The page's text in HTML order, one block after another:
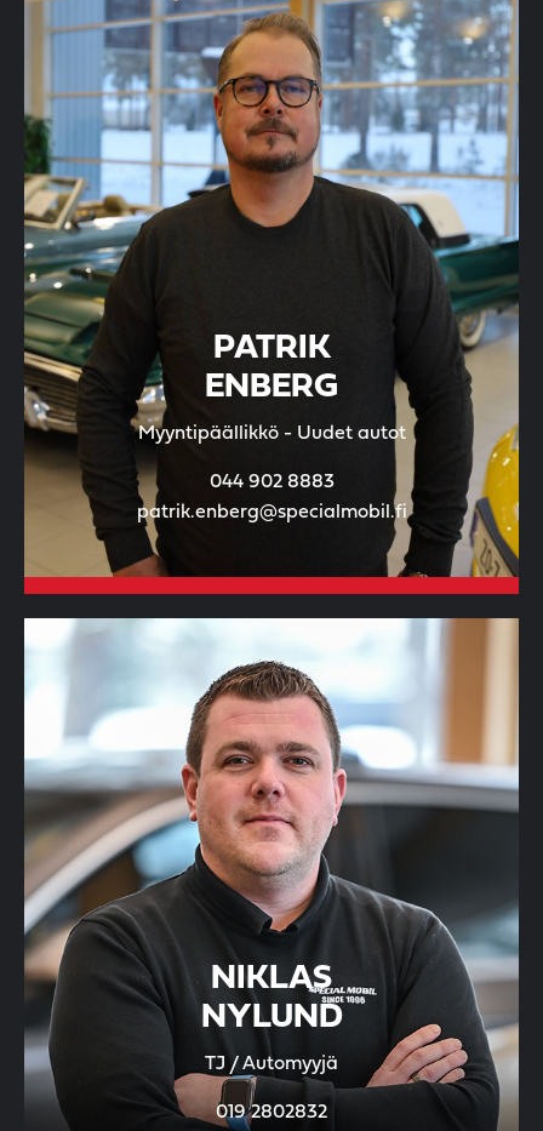
PATRIK
ENBERG
Myyntipäällikkö - Uudet autot
044 902 8883
patrik.enberg@specialmobil.fi
NIKLAS
NYLUND
TJ / Automyyjä
019 2802832